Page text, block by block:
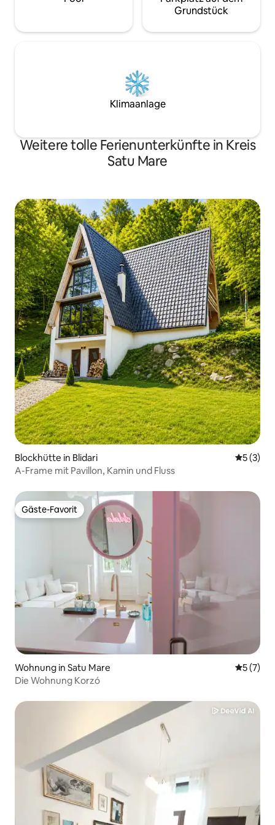
Grundstück
Klimaanlage
Weitere tolle Ferienunterkünfte in Kreis
Satu Mare
Blockhütte in Blidari
5 (3)
A-Frame mit Pavillon, Kamin und Fluss
Gäste-Favorit
Gäste-Favorit
Wohnung in Satu Mare
5 (7)
Die Wohnung Korzó